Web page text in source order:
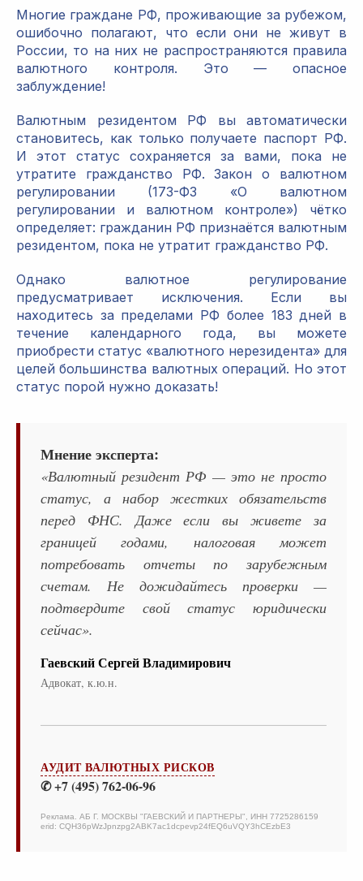
Многие граждане РФ, проживающие за рубежом,
ошибочно полагают, что если они не живут в
России, то на них не распространяются правила
валютного контроля. Это — опасное
заблуждение!
Валютным резидентом РФ вы автоматически
становитесь, как только получаете паспорт РФ.
И этот статус сохраняется за вами, пока не
утратите гражданство РФ. Закон о валютном
регулировании (173-ФЗ «О валютном
регулировании и валютном контроле») чётко
определяет: гражданин РФ признаётся валютным
резидентом, пока не утратит гражданство РФ.
Однако валютное регулирование
предусматривает исключения. Если вы
находитесь за пределами РФ более 183 дней в
течение календарного года, вы можете
приобрести статус «валютного нерезидента» для
целей большинства валютных операций. Но этот
статус порой нужно доказать!
Мнение эксперта:
«Валютный резидент РФ — это не просто
статус, а набор жестких обязательств
перед ФНС. Даже если вы живете за
границей годами, налоговая может
потребовать отчеты по зарубежным
счетам. Не дожидайтесь проверки —
подтвердите свой статус юридически
сейчас».
Гаевский Сергей Владимирович
Адвокат, к.ю.н.
АУДИТ ВАЛЮТНЫХ РИСКОВ
✆ +7 (495) 762-06-96
Реклама. АБ Г. МОСКВЫ "ГАЕВСКИЙ И ПАРТНЕРЫ", ИНН 7725286159
erid: CQH36pWzJpnzpg2ABK7ac1dcpevp24fEQ6uVQY3hCEzbE3